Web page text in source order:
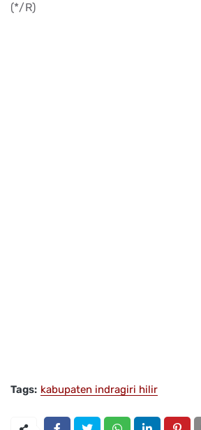
(*/R)
Tags: kabupaten indragiri hilir